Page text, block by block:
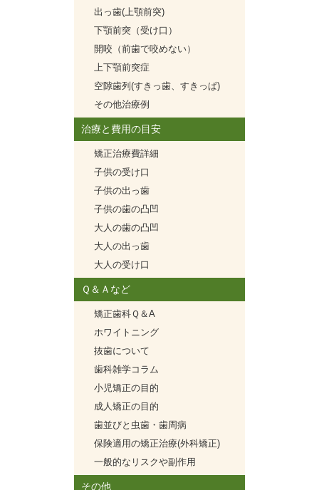
出っ歯(上顎前突)
下顎前突（受け口）
開咬（前歯で咬めない）
上下顎前突症
空隙歯列(すきっ歯、すきっぱ)
その他治療例
治療と費用の目安
矯正治療費詳細
子供の受け口
子供の出っ歯
子供の歯の凸凹
大人の歯の凸凹
大人の出っ歯
大人の受け口
Ｑ＆Ａなど
矯正歯科Ｑ＆A
ホワイトニング
抜歯について
歯科雑学コラム
小児矯正の目的
成人矯正の目的
歯並びと虫歯・歯周病
保険適用の矯正治療(外科矯正)
一般的なリスクや副作用
その他